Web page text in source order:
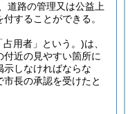
道路の管理又は公益上
することができる。
占用者」という。)は、
近の見やすい箇所に
示しなければならな
長の承認を受けたと